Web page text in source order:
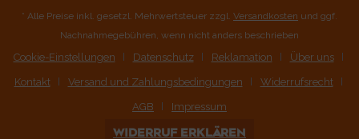
* Alle Preise inkl. gesetzl. Mehrwertsteuer zzgl. Versandkosten und ggf.
Nachnahmegebühren, wenn nicht anders beschrieben
Cookie-Einstellungen Datenschutz Reklamation Über uns
Kontakt Versand und Zahlungsbedingungen Widerrufsrecht
AGB Impressum
WIDERRUF ERKLÄREN